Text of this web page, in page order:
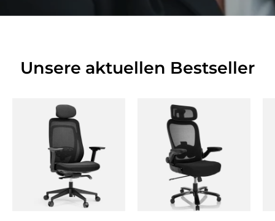
Unsere aktuellen Bestseller